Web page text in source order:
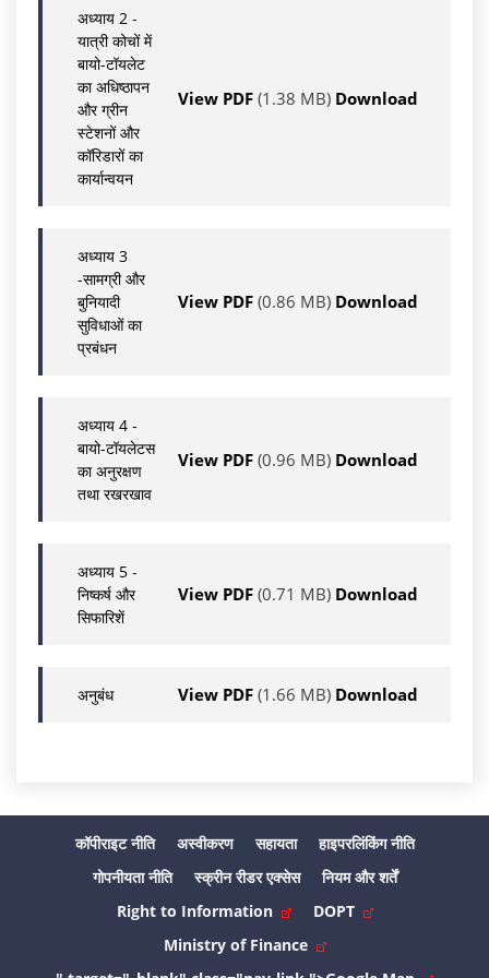
अध्याय 2 -
यात्री कोचों में
बायो-टॉयलेट
का अधिष्ठापन
और ग्रीन
स्टेशनों और
कॉरिडारों का
कार्यान्वयन
View PDF (1.38 MB) Download
अध्याय 3
-सामग्री और
बुनियादी
सुविधाओं का
प्रबंधन
View PDF (0.86 MB) Download
अध्याय 4 -
बायो-टॉयलेटस
का अनुरक्षण
तथा रखरखाव
View PDF (0.96 MB) Download
अध्याय 5 -
निष्कर्ष और
सिफारिशें
View PDF (0.71 MB) Download
अनुबंध View PDF (1.66 MB) Download
कॉपीराइट नीति अस्वीकरण सहायता
हाइपरलिंकिंग नीति
गोपनीयता नीति
स्क्रीन रीडर एक्सेस
नियम और शर्तें
Right to Information
DOPT
Ministry of Finance